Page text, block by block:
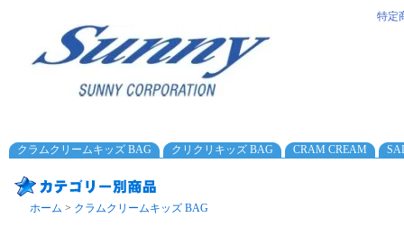
特定
クラムクリームキッズ BAG クリクリキッズ BAG CRAM CREAM
ホーム > クラムクリームキッズ BAG